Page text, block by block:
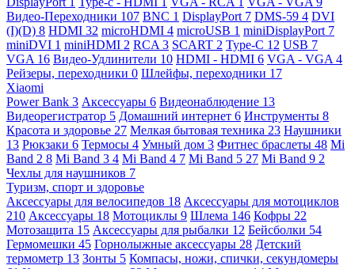
Видео-Переходники 107 BNC 1 DisplayPort 7 DMS-59 4 DVI
(I)(D) 8 HDMI 32 microHDMI 4 microUSB 1 miniDisplayPort 7
miniDVI 1 miniHDMI 2 RCA 3 SCART 2 Type-C 12 USB 7
VGA 16 Видео-Удлинители 10 HDMI - HDMI 6 VGA - VGA 4
Рейзеры, переходники 0 Шлейфы, переходники 17
Xiaomi
Power Bank 3 Аксессуары 6 Видеонаблюдение 13
Видеорегистратор 5 Домашний интернет 6 Инструменты 8
Красота и здоровье 27 Мелкая бытовая техника 23 Наушники
13 Рюкзаки 6 Термосы 4 Умный дом 3 Фитнес браслеты 48 Mi
Band 2 8 Mi Band 3 4 Mi Band 4 7 Mi Band 5 27 Mi Band 9 2
Чехлы для наушников 7
Туризм, спорт и здоровье
Аксессуары для велосипедов 18 Аксессуары для мотоциклов
210 Аксессуары 18 Мотоциклы 9 Шлема 146 Кофры 22
Мотозащита 15 Аксессуары для рыбалки 12 Бейсболки 54
Гермомешки 45 Горнолыжные аксессуары 28 Детский
термометр 13 Зонты 5 Компасы, ножи, спички, секундомеры